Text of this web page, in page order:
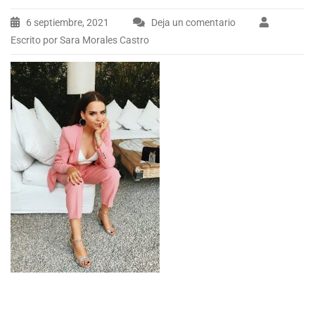
6 septiembre, 2021
Deja un comentario
Escrito por Sara Morales Castro